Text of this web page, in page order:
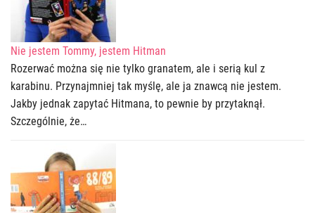
Nie jestem Tommy, jestem Hitman
Rozerwać można się nie tylko granatem, ale i serią kul z
karabinu. Przynajmniej tak myślę, ale ja znawcą nie jestem.
Jakby jednak zapytać Hitmana, to pewnie by przytaknął.
Szczególnie, że…